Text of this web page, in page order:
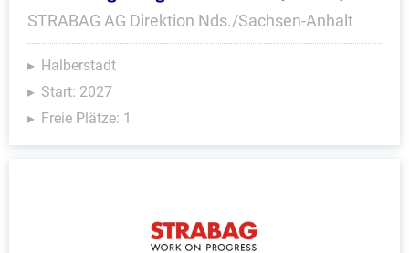
STRABAG AG Direktion Nds./Sachsen-Anhalt
Halberstadt
Start: 2027
Freie Plätze: 1